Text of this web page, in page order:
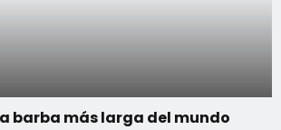
barba más larga del mundo